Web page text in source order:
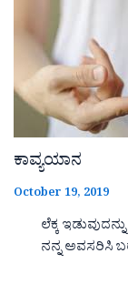
ಕಾವ್ಯಯಾನ
October 19, 2019
ಲೆಕ್ಕ
ನನ್ನ ಅವಸರಿಸಿ